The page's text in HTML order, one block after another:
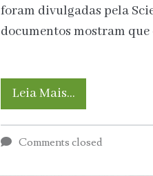
foram divulgadas pela
documentos mostram
Leia Mais…Arroz
com
Comments closed